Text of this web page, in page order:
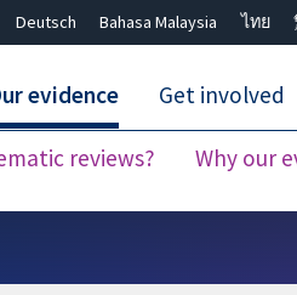
Deutsch Bahasa Malaysia ไทย
evidence
reviews? Why our
Get involved